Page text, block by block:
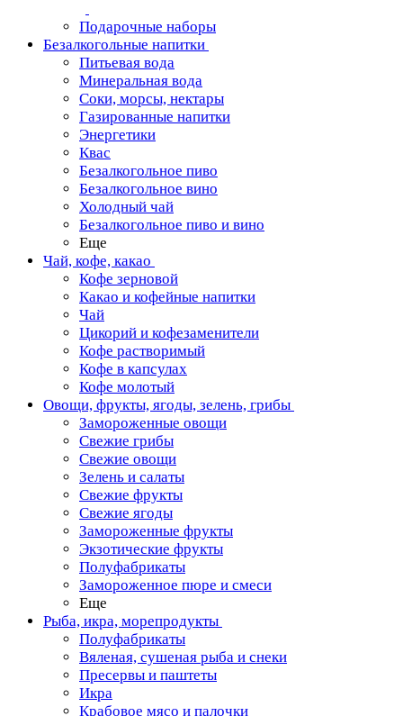
Подарочные наборы
Безалкогольные напитки
Питьевая вода
Минеральная вода
Соки, морсы, нектары
Газированные напитки
Энергетики
Квас
Безалкогольное пиво
Безалкогольное вино
Холодный чай
Безалкогольное пиво и вино
Еще
Чай, кофе, какао
Кофе зерновой
Какао и кофейные напитки
Чай
Цикорий и кофезаменители
Кофе растворимый
Кофе в капсулах
Кофе молотый
Овощи, фрукты, ягоды, зелень, грибы
Замороженные овощи
Свежие грибы
Свежие овощи
Зелень и салаты
Свежие фрукты
Свежие ягоды
Замороженные фрукты
Экзотические фрукты
Полуфабрикаты
Замороженное пюре и смеси
Еще
Рыба, икра, морепродукты
Полуфабрикаты
Вяленая, сушеная рыба и снеки
Пресервы и паштеты
Икра
Крабовое мясо и палочки